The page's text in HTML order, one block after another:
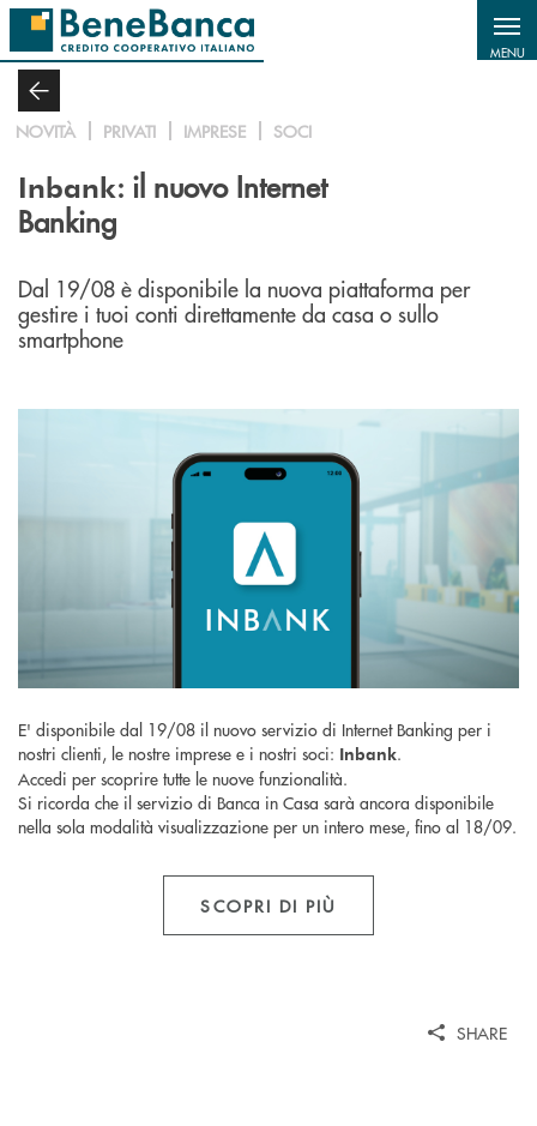
Salta al contenuto principale
MENU
NOVITÀ PRIVATI IMPRESE SOCI
Inbank: il nuovo Internet
Banking
Dal 19/08 è disponibile la nuova piattaforma per
gestire i tuoi conti direttamente da casa o sullo
smartphone
E' disponibile dal 19/08 il nuovo servizio di Internet Banking per i
nostri clienti, le nostre imprese e i nostri soci: Inbank.
Accedi per scoprire tutte le nuove funzionalità.
Si ricorda che il servizio di Banca in Casa sarà ancora disponibile
nella sola modalità visualizzazione per un intero mese, fino al 18/09.
SCOPRI DI PIÙ
SHARE